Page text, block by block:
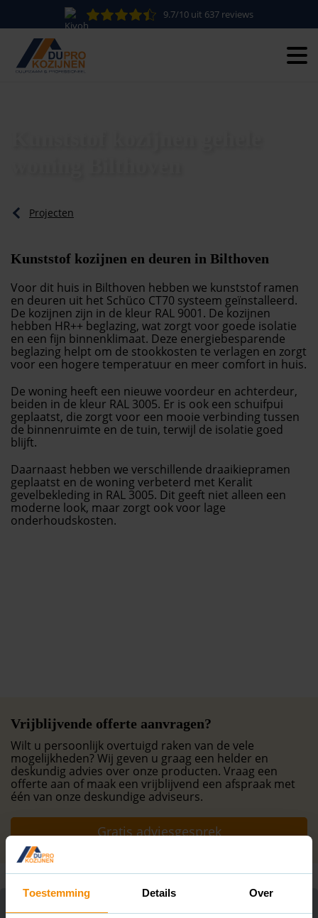
Toestemming Details Over
9.7/10 uit 637 reviews
Projecten
Kunststof kozijnen en deuren in Bilthoven
Voor dit huis in Bilthoven hebben we kunststof ramen
en deuren uit het Schüco CT70 systeem geïnstalleerd.
De kozijnen zijn in de kleur RAL 9001. De kozijnen
hebben HR++ beglazing, wat zorgt voor goede isolatie
en een fijn binnenklimaat. Deze energiebesparende
beglazing helpt om de stookkosten te verlagen en zorgt
voor een hogere temperatuur en meer comfort in huis.
De woning heeft een nieuwe voordeur en achterdeur,
beiden in de kleur RAL 3005. Er is ook een schuifpui
geplaatst, die zorgt voor een mooie verbinding tussen
de binnenruimte en de tuin, terwijl de isolatie goed
blijft.
Daarnaast hebben we verschillende draaikiepramen
geplaatst en de woning verbeterd met Keralit
gevelbekleding in RAL 3005. Dit geeft niet alleen een
moderne look, maar zorgt ook voor lage
onderhoudskosten.
Vrijblijvende offerte aanvragen?
Wilt u persoonlijk overtuigd raken van de vele
mogelijkheden? Wij geven u graag een helder en
deskundig advies over onze producten. Vraag een
offerte aan of maak een vrijblijvend een afspraak met
één van onze deskundige adviseurs.
Gratis adviesgesprek